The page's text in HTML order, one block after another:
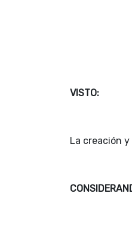
VISTO:
La creación